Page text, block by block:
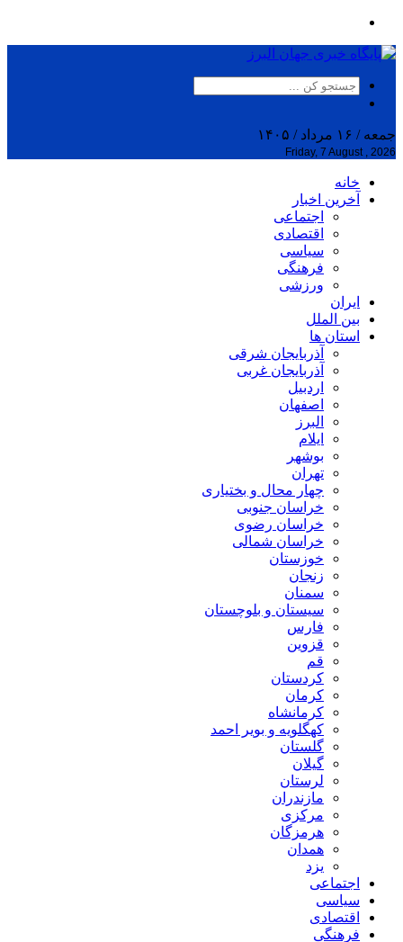
جمعه / ۱۶ مرداد / ۱۴۰۵
Friday, 7 August , 2026
خانه
آخرین اخبار
اجتماعی
اقتصادی
سیاسی
فرهنگی
ورزشی
ایران
بین الملل
استان ها
آذربایجان شرقی
آذربایجان غربی
اردبیل
اصفهان
البرز
ایلام
بوشهر
تهران
چهار محال و بختیاری
خراسان جنوبی
خراسان رضوی
خراسان شمالی
خوزستان
زنجان
سمنان
سیستان و بلوچستان
فارس
قزوین
قم
کردستان
کرمان
کرمانشاه
کهگلویه و بویر احمد
گلستان
گیلان
لرستان
مازندران
مرکزی
هرمزگان
همدان
یزد
اجتماعی
سیاسی
اقتصادی
فرهنگی